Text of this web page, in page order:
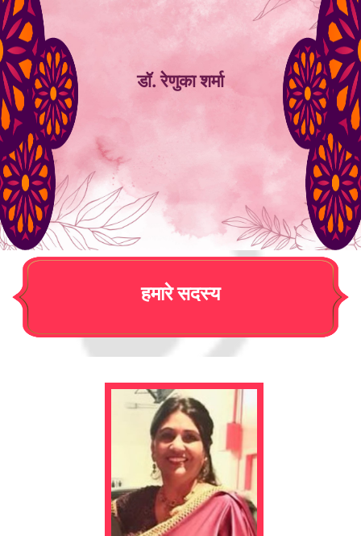
डॉ. रेणुका शर्मा
हमारे सदस्य